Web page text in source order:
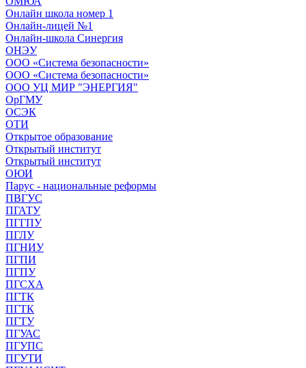
Онлайн школа номер 1
Онлайн-лицей №1
Онлайн-школа Синергия
ОНЭУ
ООО «Система безопасности»
ООО «Система безопасности»
ООО УЦ МИР "ЭНЕРГИЯ"
ОрГМУ
ОСЭК
ОТИ
Открытое образование
Открытый институт
Открытый институт
ОЮИ
Парус - национальные реформы
ПВГУС
ПГАТУ
ПГГПУ
ПГЛУ
ПГНИУ
ПГПИ
ПГПУ
ПГСХА
ПГТК
ПГТК
ПГТУ
ПГУАС
ПГУПС
ПГУТИ